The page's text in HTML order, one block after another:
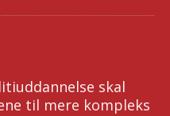
skal
til mere kompleks